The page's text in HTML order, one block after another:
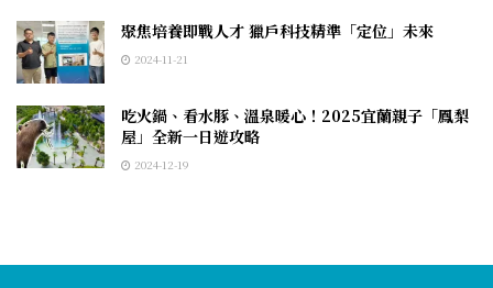
聚焦培養即戰人才 獵戶科技精準「定位」未來
2024-11-21
吃火鍋、看水豚、溫泉暖心！2025宜蘭親子「鳳梨
屋」全新一日遊攻略
2024-12-19